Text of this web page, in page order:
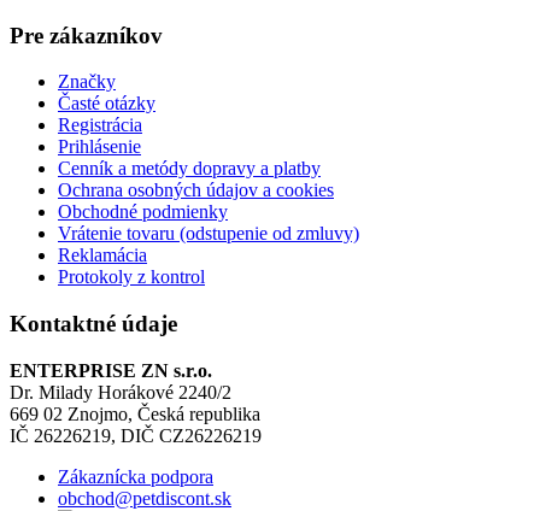
Pre zákazníkov
Značky
Časté otázky
Registrácia
Prihlásenie
Cenník a metódy dopravy a platby
Ochrana osobných údajov a cookies
Obchodné podmienky
Vrátenie tovaru (odstupenie od zmluvy)
Reklamácia
Protokoly z kontrol
Kontaktné údaje
ENTERPRISE ZN s.r.o.
Dr. Milady Horákové 2240/2
669 02 Znojmo, Česká republika
IČ 26226219, DIČ CZ26226219
Zákaznícka podpora
obchod@petdiscont.sk